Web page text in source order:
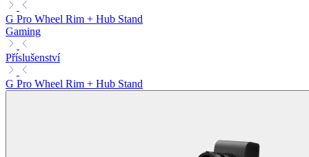
G Pro Wheel Rim + Hub Stand
Gaming
Příslušenství
G Pro Wheel Rim + Hub Stand